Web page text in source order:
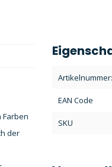
Farben
der
Artikelnummer:
EAN Code
SKU